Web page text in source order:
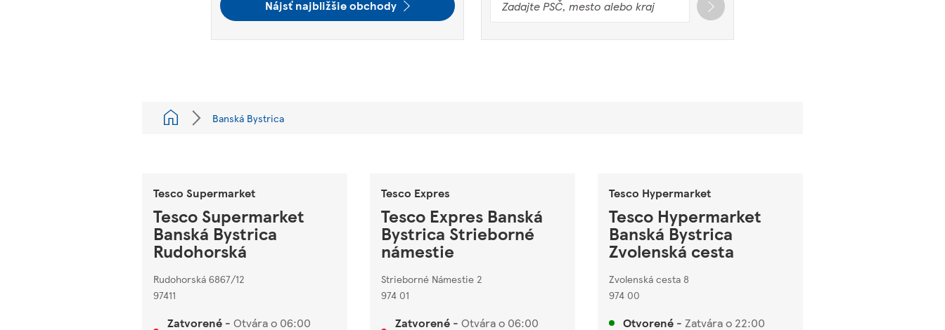
Nájsť najbližšie obchody
Banská Bystrica
Tesco Supermarket
Tesco Supermarket
Banská Bystrica
Rudohorská
Rudohorská 6867/12
97411
Zatvorené - Otvára o 06:00
Tesco Expres
Tesco Expres Banská
Bystrica Strieborné
námestie
Strieborné Námestie 2
974 01
Zatvorené- Otvára o 06:00
Tesco Hypermarket
Tesco Hypermarket
Banská Bystrica
Zvolenská cesta
Zvolenská cesta 8
974 00
Otvorené- Zatvára o 22:00